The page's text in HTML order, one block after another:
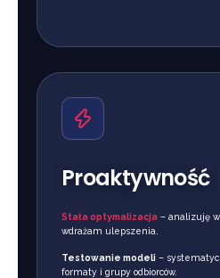
Proaktywność
Stała optymalizacja– analizuję
wdrażam ulepszenia.
Testowanie modeli–
formaty i grupy odbiorców.